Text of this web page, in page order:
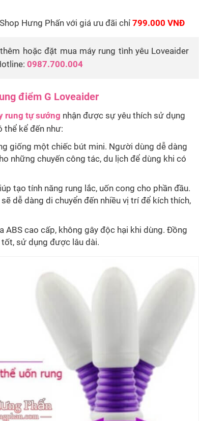
Hưng Phấn với giá ưu đãi chỉ 799.000 VNĐ
hoặc đặt mua máy rung tình yêu Loveaider
0987.700.004
điểm G Loveaider
rung tự sướng nhận được sự yêu thích sử dụng
thể kể đến như:
giống một chiếc bút mini. Người dùng dễ dàng
những chuyến công tác, du lịch để dùng khi có
tạo tính năng rung lắc, uốn cong cho phần đầu.
dễ dàng di chuyển đến nhiều vị trí để kích thích,
ABS cao cấp, không gây độc hại khi dùng. Đồng
sử dụng được lâu dài.